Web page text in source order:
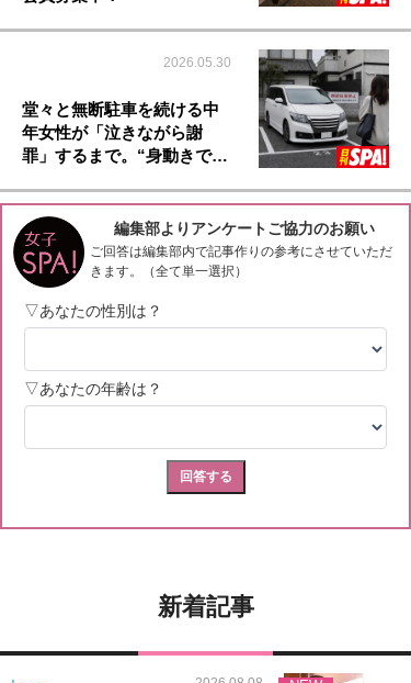
2026.05.30
堂々と無断駐車を続ける中
年女性が「泣きながら謝
罪」するまで。“身動きで…
新着記事